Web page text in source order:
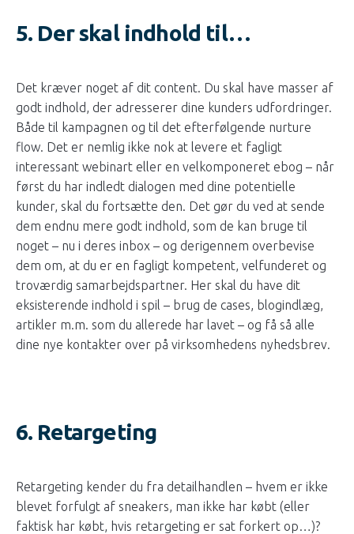
5. Der skal indhold til…
Det kræver noget af dit content. Du skal have masser af
godt indhold, der adresserer dine kunders udfordringer.
Både til kampagnen og til det efterfølgende nurture
flow. Det er nemlig ikke nok at levere et fagligt
interessant webinart eller en velkomponeret ebog – når
først du har indledt dialogen med dine potentielle
kunder, skal du fortsætte den. Det gør du ved at sende
dem endnu mere godt indhold, som de kan bruge til
noget – nu i deres inbox – og derigennem overbevise
dem om, at du er en fagligt kompetent, velfunderet og
troværdig samarbejdspartner. Her skal du have dit
eksisterende indhold i spil – brug de cases, blogindlæg,
artikler m.m. som du allerede har lavet – og få så alle
dine nye kontakter over på virksomhedens nyhedsbrev.
6. Retargeting
Retargeting kender du fra detailhandlen – hvem er ikke
blevet forfulgt af sneakers, man ikke har købt (eller
faktisk har købt, hvis retargeting er sat forkert op…)?